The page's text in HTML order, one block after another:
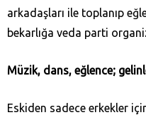
arkadaşları ile toplanıp
bekarlığa veda parti
Müzik, dans, eğlence;
Eskiden sadece erkekler